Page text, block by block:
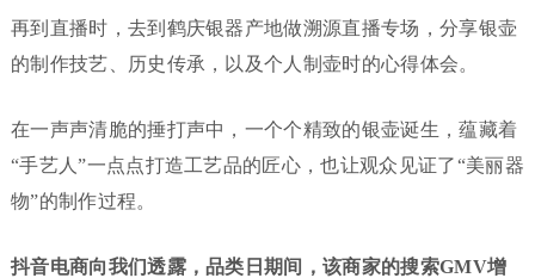
再到直播时，去到鹤庆银器产地做溯源直播专场，分享银壶
的制作技艺、历史传承，以及个人制壶时的心得体会。
在一声声清脆的捶打声中，一个个精致的银壶诞生，蕴藏着
“手艺人”一点点打造工艺品的匠心，也让观众见证了“美丽器
物”的制作过程。
抖音电商向我们透露，品类日期间，该商家的搜索GMV增